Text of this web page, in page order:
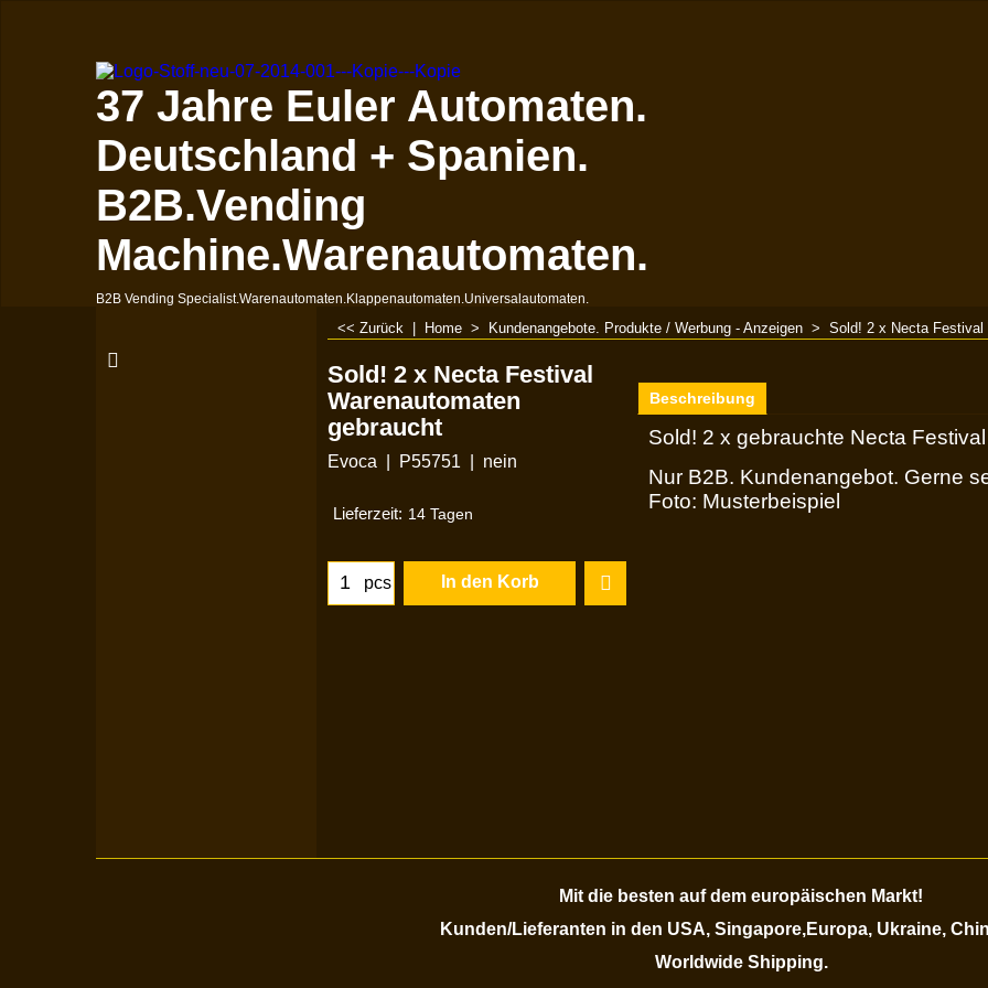
37 Jahre Euler Automaten.
Deutschland + Spanien.
B2B.Vending
Machine.Warenautomaten.
B2B Vending Specialist.Warenautomaten.Klappenautomaten.Universalautomaten.
<< Zurück Home > Kundenangebote. Produkte / Werbung - Anzeigen > Sold! 2 x Necta Festival
Sold! 2 x Necta Festival
Warenautomaten
gebraucht
Evoca P55751 nein
Lieferzeit: 14 Tagen
pcs In den Korb
Beschreibung
Sold! 2 x gebrauchte Necta
Nur B2B. Kundenangebot. Gerne
Foto: Musterbeispiel
Mit die besten auf dem europäischen Markt!
Kunden/Lieferanten in den USA, Singapore,Europa, Ukraine,
Worldwide Shipping.